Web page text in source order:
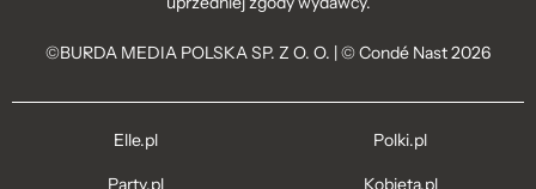
©BURDA MEDIA POLSKA SP. Z O. O. | © Condé Nast 2026
Elle.pl
Party.pl
Polki.pl
Kobieta.pl